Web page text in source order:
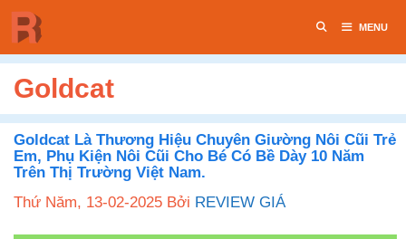
Chuyển
đến
nội
dung
MENU
Goldcat
Goldcat Là Thương Hiệu Chuyên Giường Nôi Cũi Trẻ
Em, Phụ Kiện Nôi Cũi Cho Bé Có Bề Dày 10 Năm
Trên Thị Trường Việt Nam.
Thứ Năm, 13-02-2025 Bởi REVIEW GIÁ